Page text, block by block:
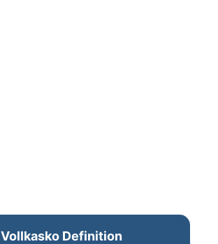
Vollkasko Definition